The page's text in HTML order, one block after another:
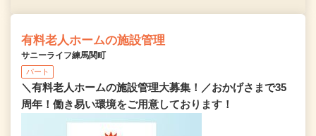
有料老人ホームの施設管理
サニーライフ練馬関町
パート
＼有料老人ホームの施設管理大募集！／おかげさまで35
周年！働き易い環境をご用意しております！